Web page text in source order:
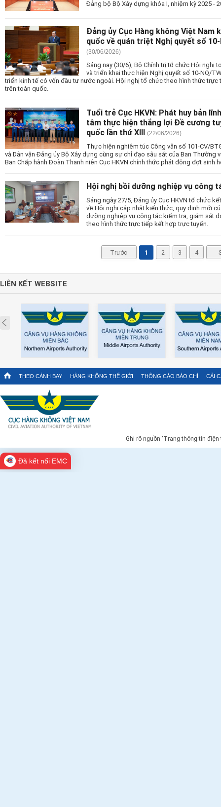
Đảng bộ Bộ Xây dựng khóa I, nhiệm kỳ 2025 -
Đảng ủy Cục Hàng không Việt
quốc về quán triệt Nghị quyết số
(30/06/2026)
Sáng nay (30/6), Bộ Chính trị tổ chức Hội nghị
và triển khai thực hiện Nghị quyết số 10-NQ/
triển kinh tế có vốn đầu tư nước ngoài. Hội nghị tổ chức theo hình thức
trên toàn quốc.
Tuổi trẻ Cục HKVN: Phát huy bản
tâm thực hiện thắng lợi Đề cương
quốc lần thứ XIII (22/06/2026)
Thực hiện nghiêm túc Công văn số 101-CV/
và Dân vận Đảng ủy Bộ Xây dựng cùng sự chỉ đạo sâu sát của Ban Thường
Ban Chấp hành Đoàn Thanh niên Cục HKVN chính thức phát động đợt sinh
Hội nghị bồi dưỡng nghiệp vụ công
Sáng ngày 27/5, Đảng ủy Cục HKVN tổ chức
về Hội nghị cập nhật kiến thức, quy định mới
dưỡng nghiệp vụ công tác kiểm tra, giám sát
theo hình thức trực tiếp kết hợp trực tuyến.
Trước 1 2 3 4
LIÊN KẾT WEBSITE
Prev
THEO CÁNH BAY HÀNG KHÔNG THẾ GIỚI THÔNG CÁO BÁO CHÍ CẢI
Ghi rõ nguồn 'Trang thông tin
Đã kết nối EMC